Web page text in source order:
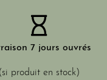
7 jours ouvrés
(si produit en stock)